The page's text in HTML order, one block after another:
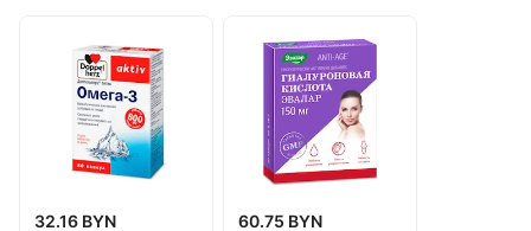
32.16 BYN
60.75 BYN